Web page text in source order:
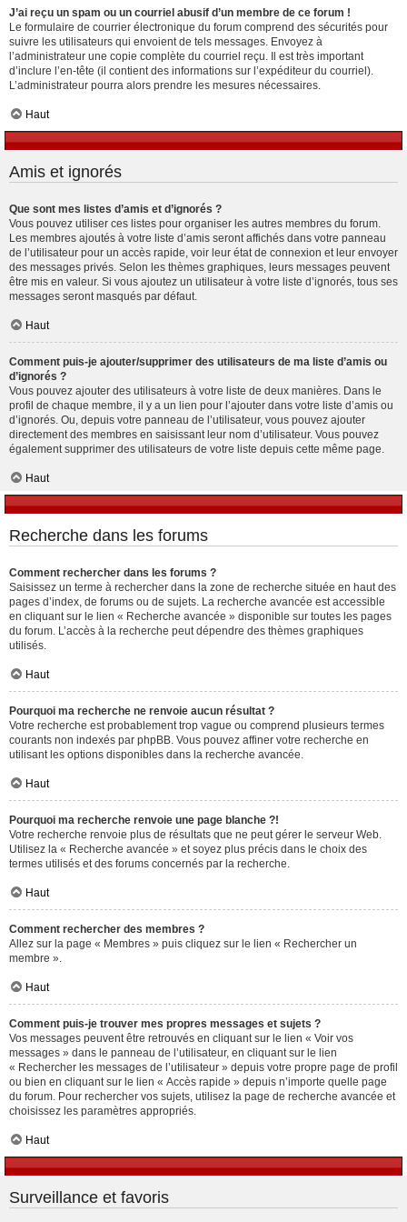
J’ai reçu un spam ou un courriel abusif d’un membre de ce forum !
Le formulaire de courrier électronique du forum comprend des sécurités pour
suivre les utilisateurs qui envoient de tels messages. Envoyez à
l’administrateur une copie complète du courriel reçu. Il est très important
d’inclure l’en-tête (il contient des informations sur l’expéditeur du courriel).
L’administrateur pourra alors prendre les mesures nécessaires.
Haut
Amis et ignorés
Que sont mes listes d’amis et d’ignorés ?
Vous pouvez utiliser ces listes pour organiser les autres membres du forum.
Les membres ajoutés à votre liste d’amis seront affichés dans votre panneau
de l’utilisateur pour un accès rapide, voir leur état de connexion et leur envoyer
des messages privés. Selon les thèmes graphiques, leurs messages peuvent
être mis en valeur. Si vous ajoutez un utilisateur à votre liste d’ignorés, tous ses
messages seront masqués par défaut.
Haut
Comment puis-je ajouter/supprimer des utilisateurs de ma liste d’amis ou
d’ignorés ?
Vous pouvez ajouter des utilisateurs à votre liste de deux manières. Dans le
profil de chaque membre, il y a un lien pour l’ajouter dans votre liste d’amis ou
d’ignorés. Ou, depuis votre panneau de l’utilisateur, vous pouvez ajouter
directement des membres en saisissant leur nom d’utilisateur. Vous pouvez
également supprimer des utilisateurs de votre liste depuis cette même page.
Haut
Recherche dans les forums
Comment rechercher dans les forums ?
Saisissez un terme à rechercher dans la zone de recherche située en haut des
pages d’index, de forums ou de sujets. La recherche avancée est accessible
en cliquant sur le lien « Recherche avancée » disponible sur toutes les pages
du forum. L’accès à la recherche peut dépendre des thèmes graphiques
utilisés.
Haut
Pourquoi ma recherche ne renvoie aucun résultat ?
Votre recherche est probablement trop vague ou comprend plusieurs termes
courants non indexés par phpBB. Vous pouvez affiner votre recherche en
utilisant les options disponibles dans la recherche avancée.
Haut
Pourquoi ma recherche renvoie une page blanche ?!
Votre recherche renvoie plus de résultats que ne peut gérer le serveur Web.
Utilisez la « Recherche avancée » et soyez plus précis dans le choix des
termes utilisés et des forums concernés par la recherche.
Haut
Comment rechercher des membres ?
Allez sur la page « Membres » puis cliquez sur le lien « Rechercher un
membre ».
Haut
Comment puis-je trouver mes propres messages et sujets ?
Vos messages peuvent être retrouvés en cliquant sur le lien « Voir vos
messages » dans le panneau de l’utilisateur, en cliquant sur le lien
« Rechercher les messages de l’utilisateur » depuis votre propre page de profil
ou bien en cliquant sur le lien « Accès rapide » depuis n’importe quelle page
du forum. Pour rechercher vos sujets, utilisez la page de recherche avancée et
choisissez les paramètres appropriés.
Haut
Surveillance et favoris